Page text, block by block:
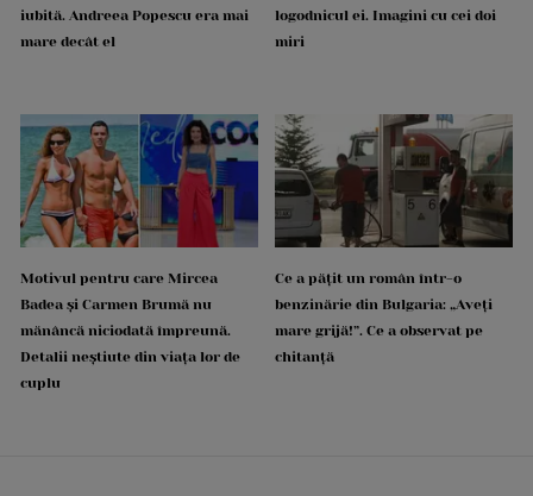
iubită. Andreea Popescu era mai
mare decât el
logodnicul ei. Imagini cu cei doi
miri
Motivul pentru care Mircea
Badea și Carmen Brumă nu
mănâncă niciodată împreună.
Detalii neștiute din viața lor de
cuplu
Ce a pățit un român într-o
benzinărie din Bulgaria: „Aveți
mare grijă!”. Ce a observat pe
chitanță